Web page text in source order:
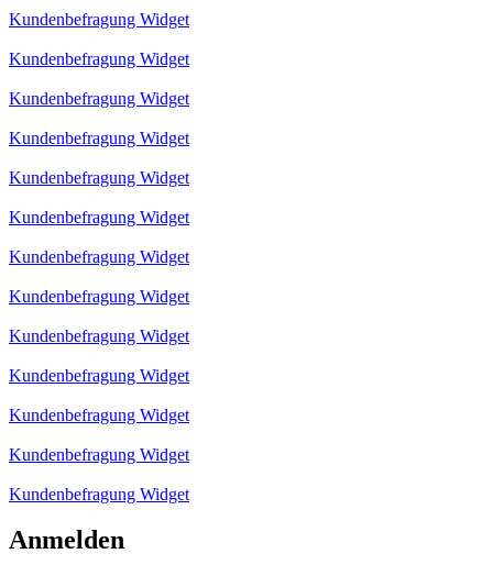
Kundenbefragung Widget
Kundenbefragung Widget
Kundenbefragung Widget
Kundenbefragung Widget
Kundenbefragung Widget
Kundenbefragung Widget
Kundenbefragung Widget
Kundenbefragung Widget
Kundenbefragung Widget
Kundenbefragung Widget
Kundenbefragung Widget
Kundenbefragung Widget
Kundenbefragung Widget
Anmelden